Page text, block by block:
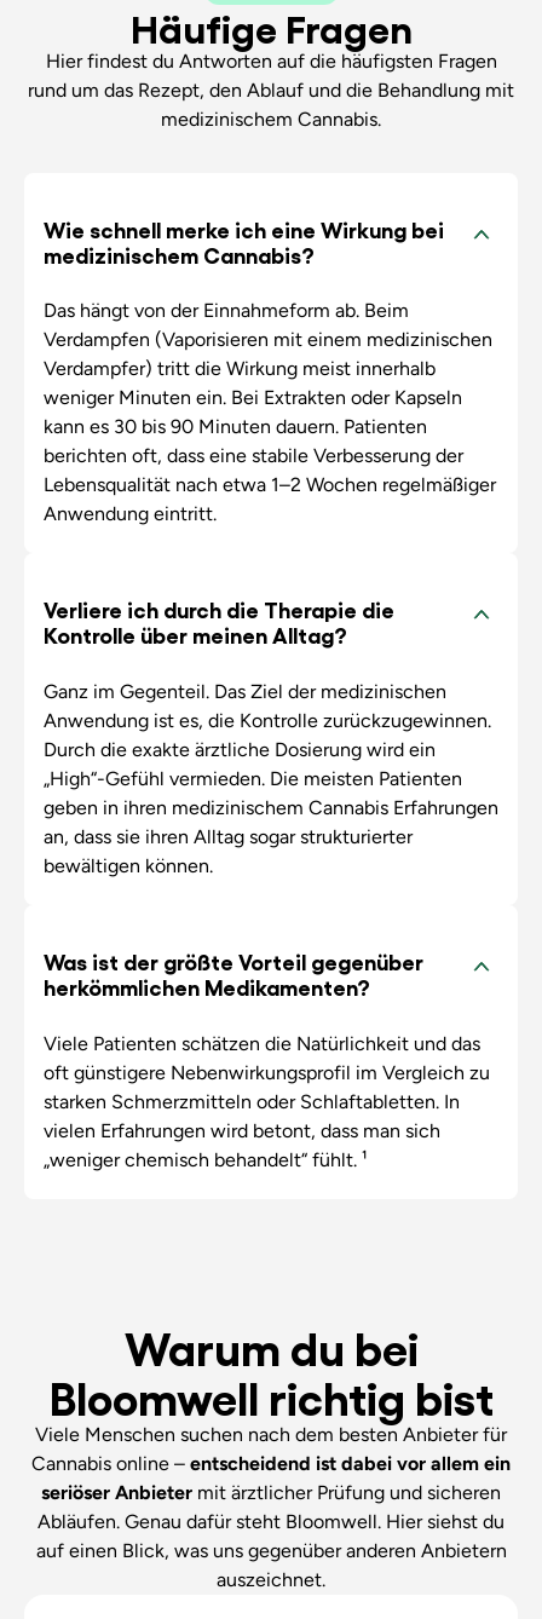
Häufige Fragen
Hier findest du Antworten auf die häufigsten Fragen
rund um das Rezept, den Ablauf und die Behandlung mit
medizinischem Cannabis.
Wie schnell merke ich eine Wirkung bei
medizinischem Cannabis?
Das hängt von der Einnahmeform ab. Beim
Verdampfen (Vaporisieren mit einem medizinischen
Verdampfer) tritt die Wirkung meist innerhalb
weniger Minuten ein. Bei Extrakten oder Kapseln
kann es 30 bis 90 Minuten dauern. Patienten
berichten oft, dass eine stabile Verbesserung der
Lebensqualität nach etwa 1–2 Wochen regelmäßiger
Anwendung eintritt.
Verliere ich durch die Therapie die
Kontrolle über meinen Alltag?
Ganz im Gegenteil. Das Ziel der medizinischen
Anwendung ist es, die Kontrolle zurückzugewinnen.
Durch die exakte ärztliche Dosierung wird ein
„High“-Gefühl vermieden. Die meisten Patienten
geben in ihren medizinischem Cannabis Erfahrungen
an, dass sie ihren Alltag sogar strukturierter
bewältigen können.
Was ist der größte Vorteil gegenüber
herkömmlichen Medikamenten?
Viele Patienten schätzen die Natürlichkeit und das
oft günstigere Nebenwirkungsprofil im Vergleich zu
starken Schmerzmitteln oder Schlaftabletten. In
vielen Erfahrungen wird betont, dass man sich
„weniger chemisch behandelt“ fühlt. ¹
Warum du bei
Bloomwell richtig bist
Viele Menschen suchen nach dem besten Anbieter für
Cannabis online – entscheidend ist dabei vor allem ein
seriöser Anbieter mit ärztlicher Prüfung und sicheren
Abläufen. Genau dafür steht Bloomwell. Hier siehst du
auf einen Blick, was uns gegenüber anderen Anbietern
auszeichnet.